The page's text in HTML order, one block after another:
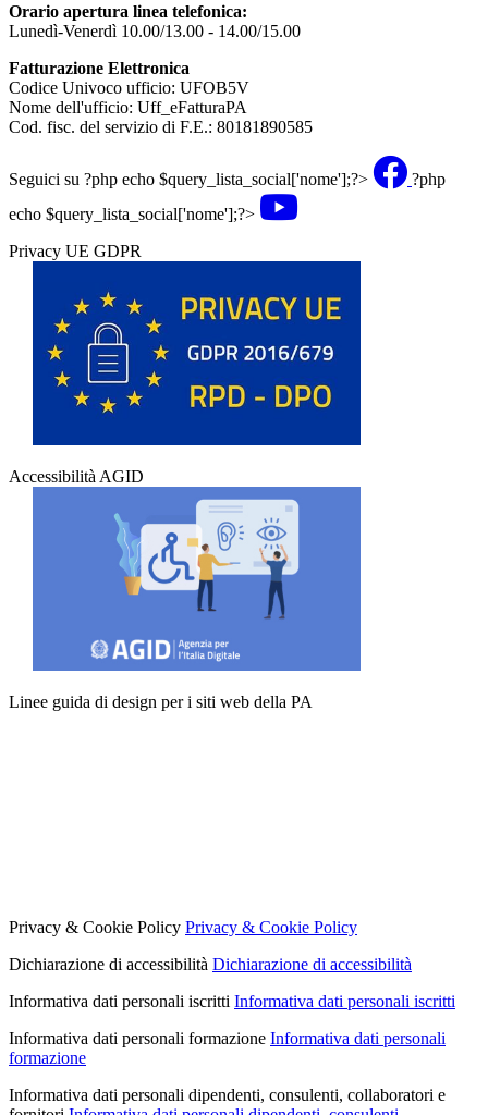
Orario apertura linea telefonica:
Lunedì-Venerdì 10.00/13.00 - 14.00/15.00
Fatturazione Elettronica
Codice Univoco ufficio: UFOB5V
Nome dell'ufficio: Uff_eFatturaPA
Cod. fisc. del servizio di F.E.: 80181890585
Seguici su ?php echo $query_lista_social['nome'];?>
?php
echo $query_lista_social['nome'];?>
Privacy UE GDPR
Accessibilità AGID
Linee guida di design per i siti web della PA
Privacy & Cookie Policy Privacy & Cookie Policy
Dichiarazione di accessibilità Dichiarazione di accessibilità
Informativa dati personali iscritti Informativa dati personali iscritti
Informativa dati personali formazione Informativa dati personali
formazione
Informativa dati personali dipendenti, consulenti, collaboratori e